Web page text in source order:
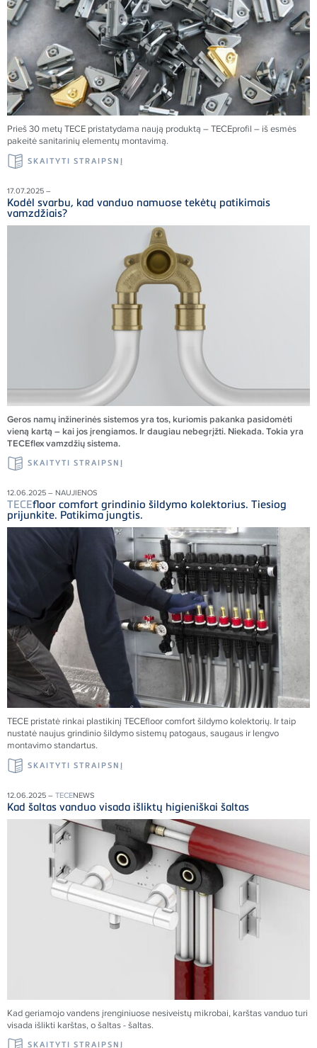
Prieš 30 metųTECE pristatydama naują produktą –TECEprofil – iš esmės
pakeitė sanitarinių elementų montavimą.
SKAITYTI STRAIPSNĮ
17.07.2025 –
Kodėl svarbu, kad vanduo namuose tekėtų patikimais
vamzdžiais?
Geros namų inžinerinės sistemos yra tos, kuriomis pakanka pasidomėti
vieną kartą – kai jos įrengiamos. Ir daugiau nebegrįžti. Niekada. Tokia yra
TECEflex vamzdžių sistema.
SKAITYTI STRAIPSNĮ
12.06.2025 – NAUJIENOS
TECEfloor comfort grindinio šildymo kolektorius. Tiesiog
prijunkite. Patikima jungtis.
TECE pristatė rinkai plastikinį TECEfloor comfort šildymo kolektorių. Ir taip
nustatė naujus grindinio šildymo sistemų patogaus, saugaus ir lengvo
montavimo standartus.
SKAITYTI STRAIPSNĮ
12.06.2025 – TECENEWS
Kad šaltas vanduo visada išliktų higieniškai šaltas
Kad geriamojo vandens įrenginiuose nesiveistų mikrobai, karštas vanduo turi
visada išlikti karštas, o šaltas - šaltas.
SKAITYTI STRAIPSNĮ